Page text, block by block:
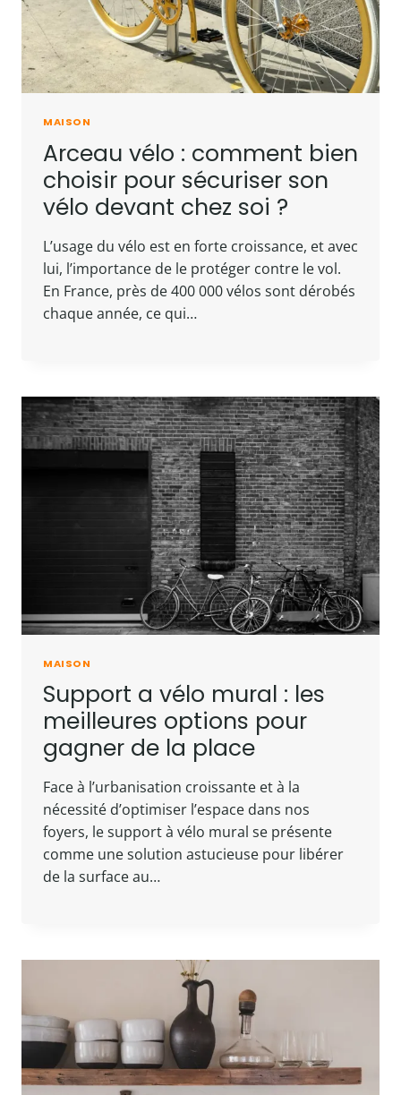
MAISON
Arceau vélo : comment bien
choisir pour sécuriser son
vélo devant chez soi ?
L’usage du vélo est en forte croissance, et avec
lui, l’importance de le protéger contre le vol.
En France, près de 400 000 vélos sont dérobés
chaque année, ce qui…
MAISON
Support a vélo mural : les
meilleures options pour
gagner de la place
Face à l’urbanisation croissante et à la
nécessité d’optimiser l’espace dans nos
foyers, le support à vélo mural se présente
comme une solution astucieuse pour libérer
de la surface au…